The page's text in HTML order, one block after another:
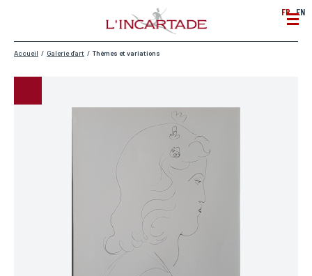
FR EN
Accueil / Galerie d'art / Thèmes et variations